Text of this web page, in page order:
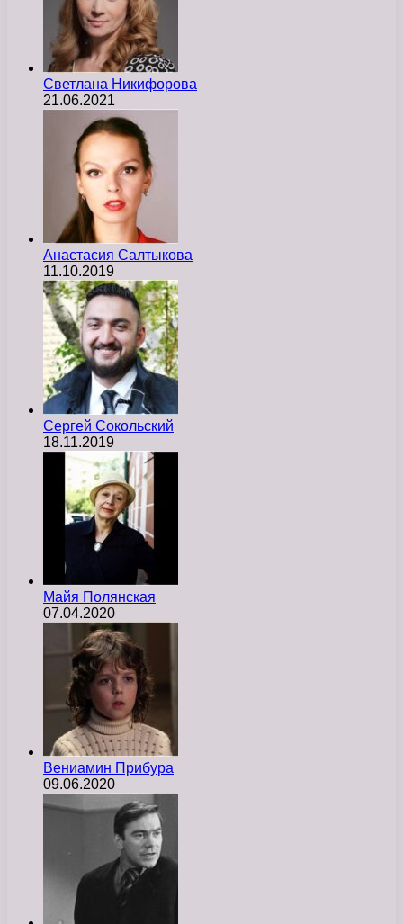
Светлана Никифорова
21.06.2021
Анастасия Салтыкова
11.10.2019
Сергей Сокольский
18.11.2019
Майя Полянская
07.04.2020
Вениамин Прибура
09.06.2020